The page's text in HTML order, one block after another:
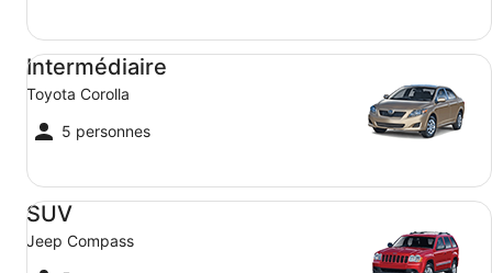
Intermédiaire
Toyota Corolla
5 personnes
Intermédiaire Toyota Corolla
SUV
Jeep Compass
SUV Jeep Compass